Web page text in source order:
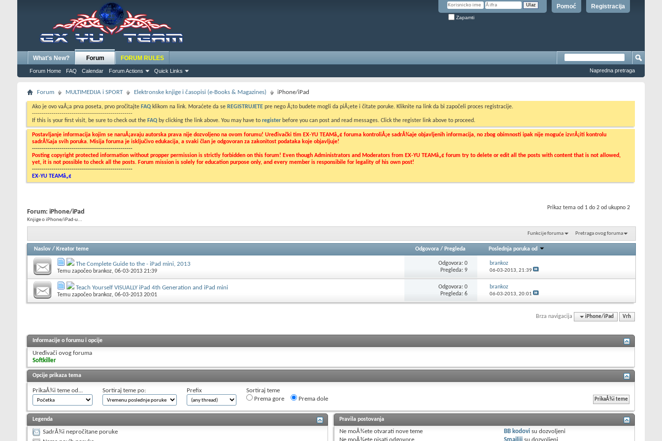
Registracija
Pomoć
Zapamti
What's New? Forum
Forum Home FAQ Calendar Forum Actions Quick Links
FORUM RULES
Napredna pretraga
Forum MULTIMEDIJA i SPORT Elektronske knjige i časopisi (e-Books & Magazines) iPhone/iPad
Ako je ovo vaÅ¡a prva poseta, prvo pročitajte FAQ klikom na link. Moraćete da se REGISTRUJETE pre nego Å¡to budete mogli da piÅ¡ete i čitate poruke. Kliknite na link da bi započeli proces registracije.
---------------------------------------------------
If this is your first visit, be sure to check out the FAQ by clicking the link above. You may have to register before you can post and read messages. Click the register link above to proceed.
Postavljanje informacija kojim se naruÅ¡avaju autorska prava nije dozvoljeno na ovom forumu! Uređivački tim EX-YU TEAMâ„¢ foruma kontroliÅ¡e sadrÅ¾aje objavljenih informacija, no zbog obimnosti ipak nije moguće izvrÅ¡iti kontrolu
sadrÅ¾aja svih poruka. Misija foruma je isključivo edukacija, a svaki član je odgovoran za zakonitost podataka koje objavljuje!
---------------------------------------------------
Posting copyright protected information without propper permission is strictly forbidden on this forum! Even though Administrators and Moderators from EX-YU TEAMâ„¢ forum try to delete or edit all the posts with content that is not allowed,
yet, it is not possible to check all the posts. Forum mission is solely for education purpose only, and every member is responsibile for legality of his own post!
---------------------------------------------------
EX-YU TEAMâ„¢
Prikaz tema od 1 do 2 od ukupno 2
Forum: iPhone/iPad
Knjige o iPhone/iPad-u...
Funkcije foruma Pretraga ovog foruma
Naslov / Kreator teme Odgovora / Pregleda Poslednja poruka od
The Complete Guide to the - iPad mini, 2013
Temu započeo brankoz, 06-03-2013 21:39
Odgovora: 0
Pregleda: 9
brankoz
06-03-2013, 21:39
Teach Yourself VISUALLY iPad 4th Generation and iPad mini
Temu započeo brankoz, 06-03-2013 20:01
Odgovora: 0
Pregleda: 6
brankoz
06-03-2013, 20:01
Brza navigacija iPhone/iPad Vrh
Informacije o forumu i opcije
Uređivači ovog foruma
Softkiller
Opcije prikaza tema
PrikaÅ¾i teme od... Sortiraj teme po: Prefix
Sortiraj teme
Prema gore
Prema dole
Legenda
SadrÅ¾i nepročitane poruke
Pravila postovanja
Ne moÅ¾ete otvarati nove teme
Ne moÅ¾ete pisati odgovore
BB kodovi sudozvoljeni
Smajliji sudozvoljeni